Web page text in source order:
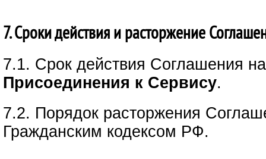
7. Сроки действия и расторжение
7.1. Срок действия Соглашения
Присоединения к Сервису.
7.2. Порядок расторжения
Гражданским кодексом РФ.